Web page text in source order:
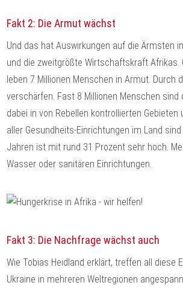
Fakt 2: Die Armut wächst
Und das hat Auswirkungen auf die Ärmsten
und die zweitgrößte Wirtschaftskraft Afrikas.
leben 7 Millionen Menschen in Armut.
verschärfen. Fast 8 Millionen Menschen
dabei in von Rebellen kontrollierten
aller Gesundheits-Einrichtungen im Land
Jahren ist mit rund 31 Prozent sehr hoch.
Wasser oder sanitären Einrichtungen.
Fakt 3: Die Nachfrage wächst auch
Wie Tobias Heidland erklärt, treffen all diese
Ukraine in mehreren Weltregionen